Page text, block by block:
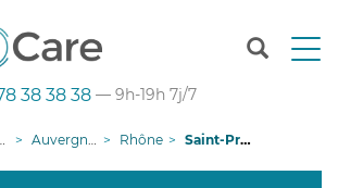
T
n
38 38 38 — 9h-19h 7j/7
Auvergne-Rhône-Alpes Rhône Saint-Priest